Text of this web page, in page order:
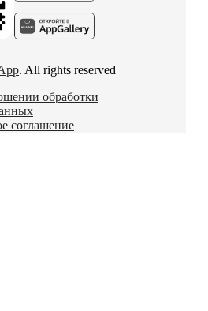
. All rights reserved
обработки
соглашение